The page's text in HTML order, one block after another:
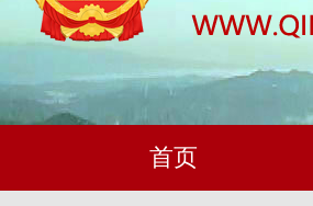
首页